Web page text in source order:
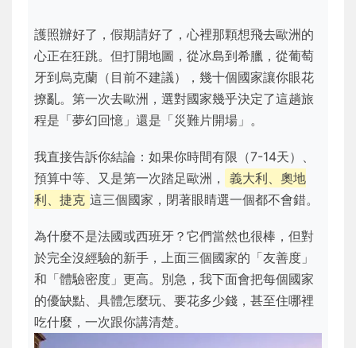
護照辦好了，假期請好了，心裡那顆想飛去歐洲的
心正在狂跳。但打開地圖，從冰島到希臘，從葡萄
牙到烏克蘭（目前不建議），幾十個國家讓你眼花
撩亂。第一次去歐洲，選對國家幾乎決定了這趟旅
程是「夢幻回憶」還是「災難片開場」。
我直接告訴你結論：如果你時間有限（7-14天）、
預算中等、又是第一次踏足歐洲，
義大利、奧地
利、捷克 這三個國家，閉著眼睛選一個都不會錯。
為什麼不是法國或西班牙？它們當然也很棒，但對
於完全沒經驗的新手，上面三個國家的「友善度」
和「體驗密度」更高。別急，我下面會把每個國家
的優缺點、具體怎麼玩、要花多少錢，甚至住哪裡
吃什麼，一次跟你講清楚。